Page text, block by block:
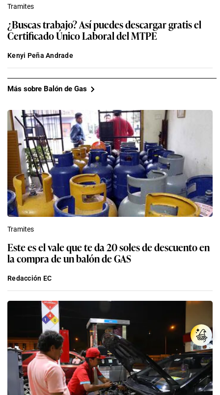
Tramites
¿Buscas trabajo? Así puedes descargar gratis el
Certificado Único Laboral del MTPE
Kenyi Peña Andrade
Más sobre Balón de Gas
Tramites
Este es el vale que te da 20 soles de descuento en
la compra de un balón de GAS
Redacción EC